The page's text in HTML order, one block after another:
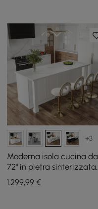
+3
Moderna isola cucina da
72" in pietra sinterizzata
lucida con portabottiglie,
bianca
1.299,99 €